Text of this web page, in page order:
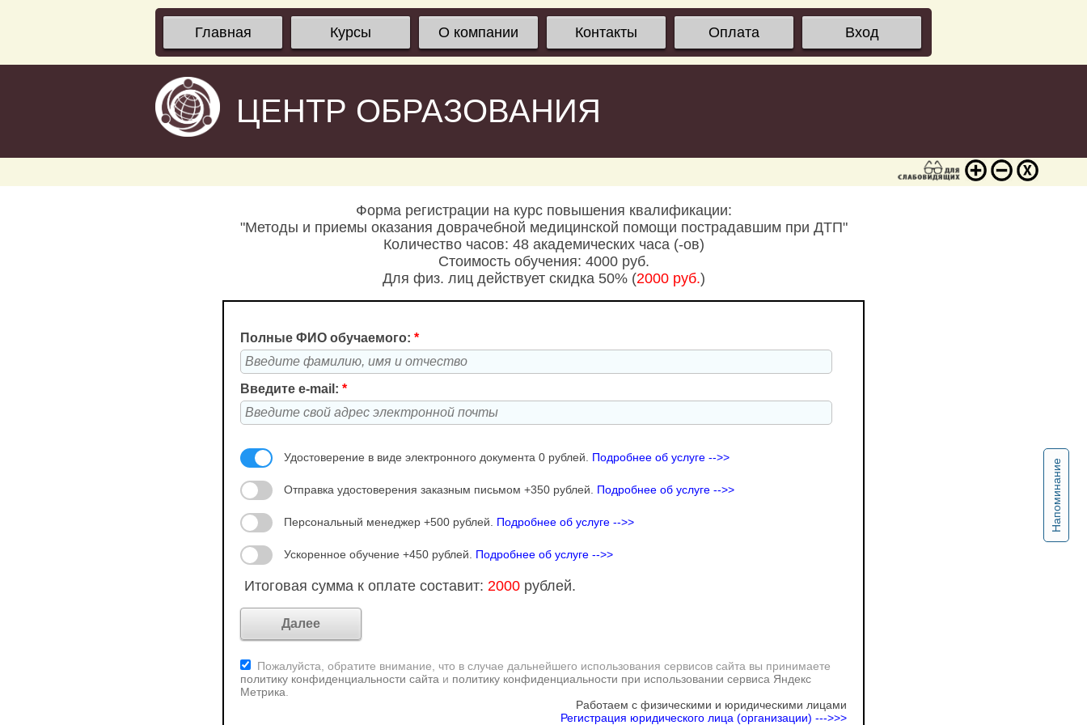
Главная Курсы О компании Контакты Оплата Вход
ЦЕНТР ОБРАЗОВАНИЯ
Напоминание
Форма регистрации на курс повышения квалификации:
"Методы и приемы оказания доврачебной медицинской помощи пострадавшим при ДТП"
Количество часов: 48 академических часа (-ов)
Стоимость обучения: 4000 руб.
Для физ. лиц действует скидка 50% (2000 руб.)
Полные ФИО обучаемого: *
Введите e-mail: *
Удостоверение в виде электронного документа 0 рублей. Подробнее об услуге -->>
Отправка удостоверения заказным письмом +350 рублей. Подробнее об услуге -->>
Персональный менеджер +500 рублей. Подробнее об услуге -->>
Ускоренное обучение +450 рублей. Подробнее об услуге -->>
Итоговая сумма к оплате составит: 2000 рублей.
Пожалуйста, обратите внимание, что в случае дальнейшего использования сервисов сайта вы принимаете
политику конфиденциальности сайта и политику конфиденциальности при использовании сервиса Яндекс
Метрика
Работаем с физическими и юридическими лицами
Регистрация юридического лица (организации) --->>>